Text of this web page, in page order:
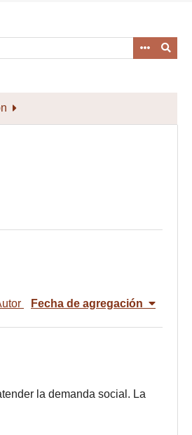
Fecha de agregación
la demanda social. La